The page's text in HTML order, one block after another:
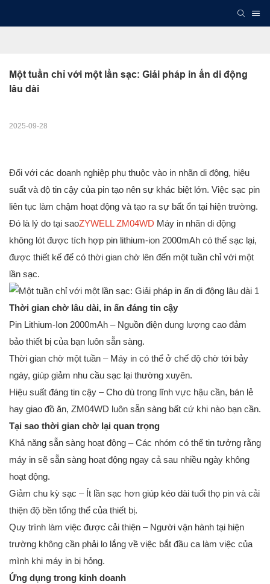
Một tuần chỉ với một lần sạc: Giải pháp in ấn di động
lâu dài
2025-09-28
Đối với các doanh nghiệp phụ thuộc vào in nhãn di động, hiệu
suất và độ tin cậy của pin tạo nên sự khác biệt lớn. Việc sạc pin
liên tục làm chậm hoạt động và tạo ra sự bất ổn tại hiện trường.
Đó là lý do tại saoZYWELL ZM04WD Máy in nhãn di động
không lót được tích hợp pin lithium-ion 2000mAh có thể sạc lại,
được thiết kế để có thời gian chờ lên đến một tuần chỉ với một
lần sạc.
Thời gian chờ lâu dài, in ấn đáng tin cậy
Pin Lithium-Ion 2000mAh – Nguồn điện dung lượng cao đảm
bảo thiết bị của bạn luôn sẵn sàng.
Thời gian chờ một tuần – Máy in có thể ở chế độ chờ tới bảy
ngày, giúp giảm nhu cầu sạc lại thường xuyên.
Hiệu suất đáng tin cậy – Cho dù trong lĩnh vực hậu cần, bán lẻ
hay giao đồ ăn, ZM04WD luôn sẵn sàng bất cứ khi nào bạn cần.
Tại sao thời gian chờ lại quan trọng
Khả năng sẵn sàng hoạt động – Các nhóm có thể tin tưởng rằng
máy in sẽ sẵn sàng hoạt động ngay cả sau nhiều ngày không
hoạt động.
Giảm chu kỳ sạc – Ít lần sạc hơn giúp kéo dài tuổi thọ pin và cải
thiện độ bền tổng thể của thiết bị.
Quy trình làm việc được cải thiện – Người vận hành tại hiện
trường không cần phải lo lắng về việc bắt đầu ca làm việc của
mình khi máy in bị hỏng.
Ứng dụng trong kinh doanh